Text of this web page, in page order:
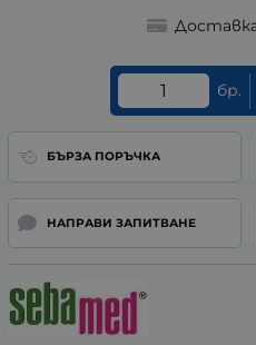
бр.
БЪРЗА ПОРЪЧКА
НАПРАВИ ЗАПИТВАНЕ